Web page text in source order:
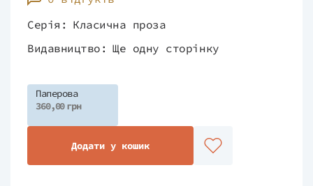
Серія: Класична проза
Видавництво: Ще одну сторінку
Паперова
360,00 грн
Додати у кошик